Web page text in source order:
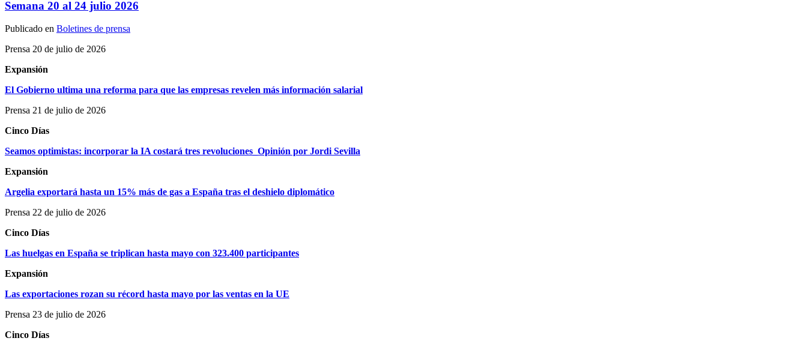
Semana 20 al 24 julio 2026
Publicado en Boletines de prensa
Prensa 20 de julio de 2026
Expansión
El Gobierno ultima una reforma para que las empresas revelen más información salarial
Prensa 21 de julio de 2026
Cinco Días
Seamos optimistas: incorporar la IA costará tres revoluciones_Opinión por Jordi Sevilla
Expansión
Argelia exportará hasta un 15% más de gas a España tras el deshielo diplomático
Prensa 22 de julio de 2026
Cinco Días
Las huelgas en España se triplican hasta mayo con 323.400 participantes
Expansión
Las exportaciones rozan su récord hasta mayo por las ventas en la UE
Prensa 23 de julio de 2026
Cinco Días